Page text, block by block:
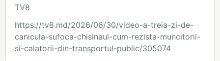
TV8
https://tv8.md/2026/06/30/video-a-treia-zi-de-
canicula-sufoca-chisinaul-cum-rezista-muncitorii-
si-calatorii-din-transportul-public/305074